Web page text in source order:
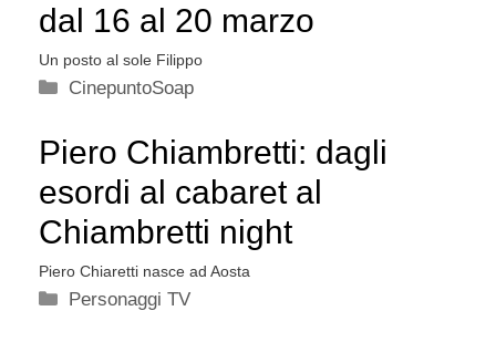
dal 16 al 20 marzo
Un posto al sole Filippo
Categorie
CinepuntoSoap
Piero Chiambretti: dagli
esordi al cabaret al
Chiambretti night
Piero Chiaretti nasce ad Aosta
Categorie
Personaggi TV